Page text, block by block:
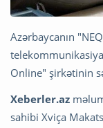
Azərbaycanın
telekommunikasiya
Online" şirkətinin
Xeberler.az
sahibi Xviça